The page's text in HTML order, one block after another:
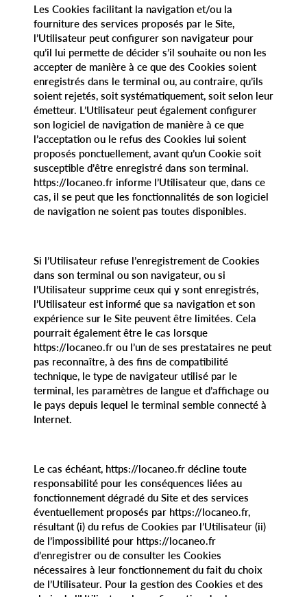
Les Cookies facilitant la navigation et/ou la
fourniture des services proposés par le Site,
l’Utilisateur peut configurer son navigateur pour
qu’il lui permette de décider s’il souhaite ou non les
accepter de manière à ce que des Cookies soient
enregistrés dans le terminal ou, au contraire, qu’ils
soient rejetés, soit systématiquement, soit selon leur
émetteur. L’Utilisateur peut également configurer
son logiciel de navigation de manière à ce que
l’acceptation ou le refus des Cookies lui soient
proposés ponctuellement, avant qu’un Cookie soit
susceptible d’être enregistré dans son terminal.
https://locaneo.fr informe l’Utilisateur que, dans ce
cas, il se peut que les fonctionnalités de son logiciel
de navigation ne soient pas toutes disponibles.
Si l’Utilisateur refuse l’enregistrement de Cookies
dans son terminal ou son navigateur, ou si
l’Utilisateur supprime ceux qui y sont enregistrés,
l’Utilisateur est informé que sa navigation et son
expérience sur le Site peuvent être limitées. Cela
pourrait également être le cas lorsque
https://locaneo.fr ou l’un de ses prestataires ne peut
pas reconnaître, à des fins de compatibilité
technique, le type de navigateur utilisé par le
terminal, les paramètres de langue et d’affichage ou
le pays depuis lequel le terminal semble connecté à
Internet.
Le cas échéant, https://locaneo.fr décline toute
responsabilité pour les conséquences liées au
fonctionnement dégradé du Site et des services
éventuellement proposés par https://locaneo.fr,
résultant (i) du refus de Cookies par l’Utilisateur (ii)
de l’impossibilité pour https://locaneo.fr
d’enregistrer ou de consulter les Cookies
nécessaires à leur fonctionnement du fait du choix
de l’Utilisateur. Pour la gestion des Cookies et des